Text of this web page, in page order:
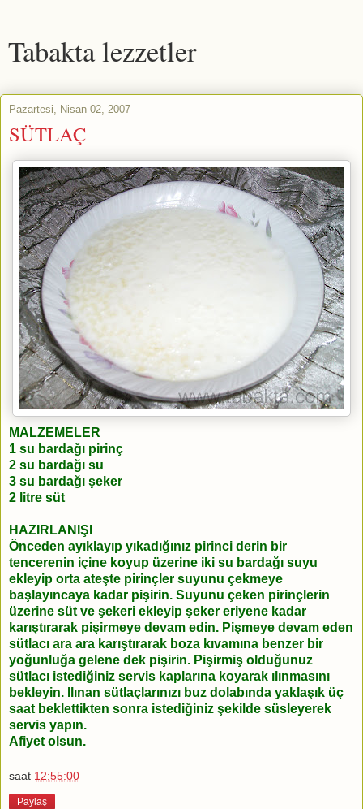
Tabakta lezzetler
Pazartesi, Nisan 02, 2007
SÜTLAÇ
MALZEMELER
1 su bardağı pirinç
2 su bardağı su
3 su bardağı şeker
2 litre süt
HAZIRLANIŞI
Önceden ayıklayıp yıkadığınız pirinci derin bir
tencerenin içine koyup üzerine iki su bardağı suyu
ekleyip orta ateşte pirinçler suyunu çekmeye
başlayıncaya kadar pişirin. Suyunu çeken pirinçlerin
üzerine süt ve şekeri ekleyip şeker eriyene kadar
karıştırarak pişirmeye devam edin. Pişmeye devam eden
sütlacı ara ara karıştırarak boza kıvamına benzer bir
yoğunluğa gelene dek pişirin. Pişirmiş olduğunuz
sütlacı istediğiniz servis kaplarına koyarak ılınmasını
bekleyin. Ilınan sütlaçlarınızı buz dolabında yaklaşık üç
saat beklettikten sonra istediğiniz şekilde süsleyerek
servis yapın.
Afiyet olsun.
saat 12:55:00
Paylaş